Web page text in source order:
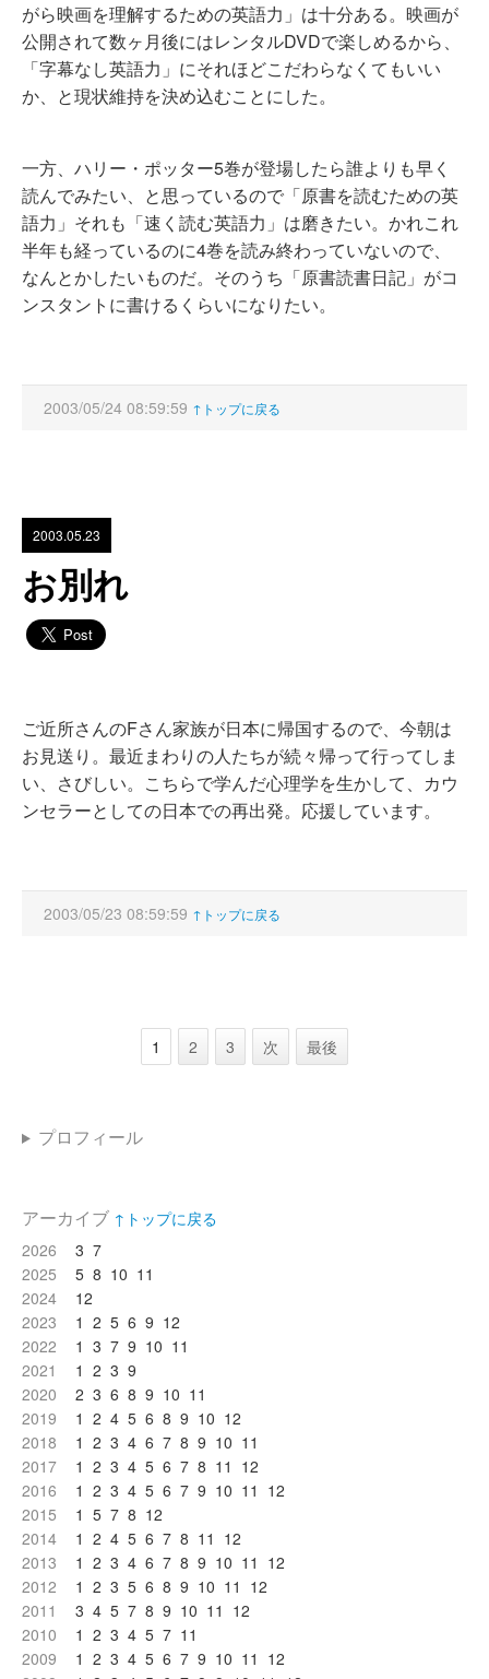
がら映画を理解するための英語力」は十分ある。映画が
公開されて数ヶ月後にはレンタルDVDで楽しめるから、
「字幕なし英語力」にそれほどこだわらなくてもいい
か、と現状維持を決め込むことにした。
一方、ハリー・ポッター5巻が登場したら誰よりも早く
読んでみたい、と思っているので「原書を読むための英
語力」それも「速く読む英語力」は磨きたい。かれこれ
半年も経っているのに4巻を読み終わっていないので、
なんとかしたいものだ。そのうち「原書読書日記」がコ
ンスタントに書けるくらいになりたい。
2003/05/24 08:59:59 ↑トップに戻る
2003.05.23
お別れ
ご近所さんのFさん家族が日本に帰国するので、今朝は
お見送り。最近まわりの人たちが続々帰って行ってしま
い、さびしい。こちらで学んだ心理学を生かして、カウ
ンセラーとしての日本での再出発。応援しています。
2003/05/23 08:59:59 ↑トップに戻る
1 2 3 次 最後
プロフィール
アーカイブ ↑トップに戻る
2026
3 7
2025
5 8 10 11
2024
12
2023
1 2 5 6 9 12
2022
1 3 7 9 10 11
2021
1 2 3 9
2020
2 3 6 8 9 10 11
2019
1 2 4 5 6 8 9 10 12
2018
1 2 3 4 6 7 8 9 10 11
2017
1 2 3 4 5 6 7 8 11 12
2016
1 2 3 4 5 6 7 9 10 11 12
2015
1 5 7 8 12
2014
1 2 4 5 6 7 8 11 12
2013
1 2 3 4 6 7 8 9 10 11 12
2012
1 2 3 5 6 8 9 10 11 12
2011
3 4 5 7 8 9 10 11 12
2010
1 2 3 4 5 7 11
2009
1 2 3 4 5 6 7 9 10 11 12